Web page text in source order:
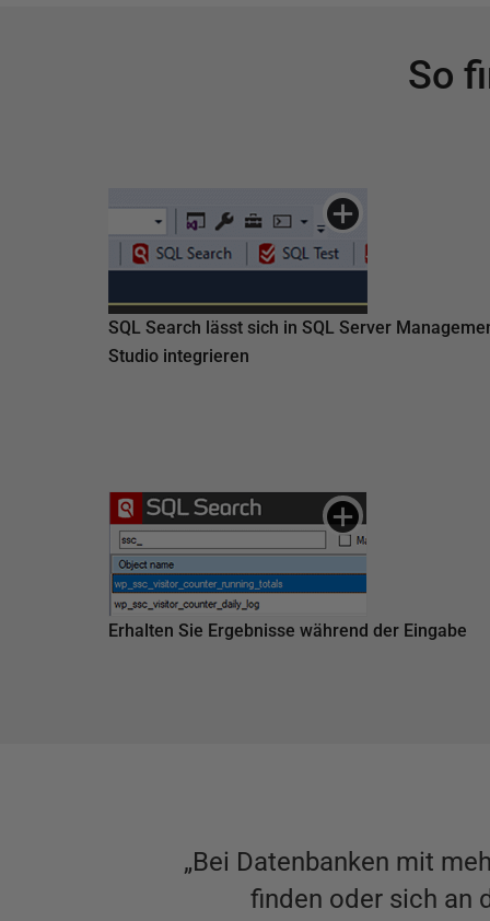
So
SQL Search lässt sich in SQL Server
Studio integrieren
Erhalten Sie Ergebnisse während der Eingabe
„Bei Datenbanken mit
finden oder sich an